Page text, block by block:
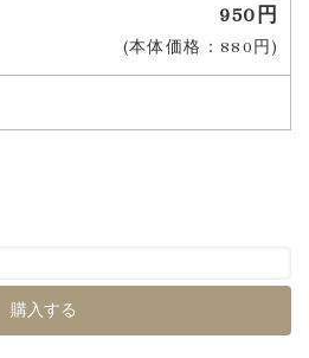
950円
(本体価格：880円)